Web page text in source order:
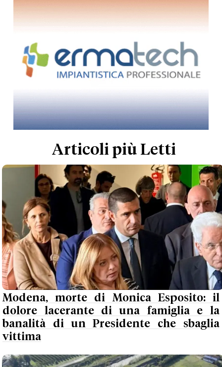
Articoli più Letti
Modena, morte di Monica Esposito: il
dolore lacerante di una famiglia e la
banalità di un Presidente che sbaglia
vittima